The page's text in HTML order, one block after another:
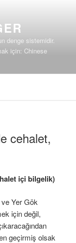
denge sistemidir.
için: Chinese
cehalet,
içi bilgelik)
ve Yer Gök
için değil,
geçirmiş olsak